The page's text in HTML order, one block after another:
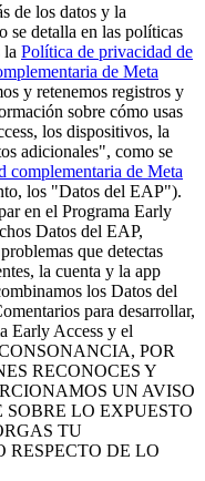
de los datos y la
se detalla en las políticas
la Política de privacidad de
de Meta
y retenemos registros y
sobre cómo usas
los dispositivos, la
adicionales", como se
complementaria de Meta
los "Datos del EAP").
en el Programa Early
Datos del EAP,
que detectas
la cuenta y la app
los Datos del
para desarrollar,
Early Access y el
POR
RECONOCES Y
UN AVISO
LO EXPUESTO
TU
RESPECTO DE LO